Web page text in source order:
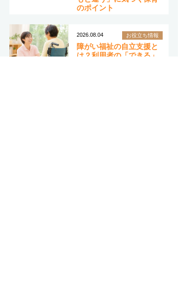
のポイント
2026.08.04 お役立ち情報
障がい福祉の自立支援と
は？利用者の「できる」